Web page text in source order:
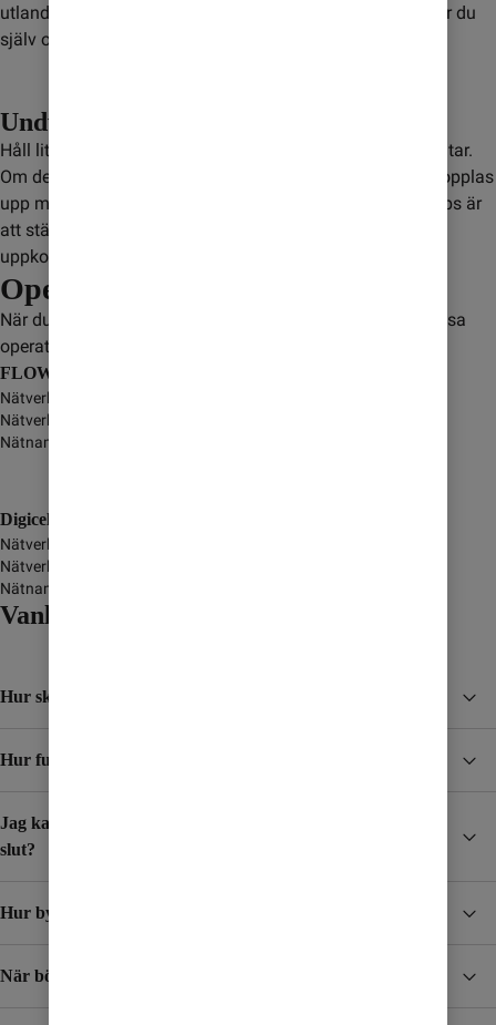
utlandssurf till ett fast pris. När surfmängden är slut väljer du
själv om du vill köpa mer.
Undvik satellitsamtal
Håll lite extra koll när du använder mobilen på flyg och båtar.
Om det inte finns en mobilmast i närheten kan mobilen kopplas
upp mot en satellit. Det kan leda till extra kostnader. Ett tips är
att stänga av dataanvändning för att inte riskera ofrivillig
uppkoppling.
Operatörer
När du är i Jamaica så kopplas du upp mot någon av dessa
operatörer:
FLOW Jamaica
Nätverksnamn
Nätverkstyp
Nätnamn i display
Digicel (Jamaica) Limited
Nätverksnamn
Nätverkstyp
Nätnamn i display
Vanliga frågor och svar
Hur skyddar jag mig från höga kostnader i utlandet?
Hur funkar Surfpaket?
Jag kar skaffat ett Surfpaket, hur vet jag när det börjar ta
slut?
Hur byter jag mobilabonnemang?
När börjar jag betala för surf och samtal i utlandet?